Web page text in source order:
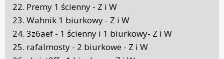
22. Premy 1 ścienny - Z i W
23. Wahnik 1 biurkowy - Z i W
24. 3z6aef - 1 ścienny i 1 biurkowy- Z i W
25. rafalmosty - 2 biurkowe - Z i W